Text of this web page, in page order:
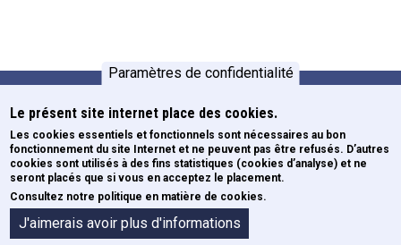
Paramètres de confidentialité
Le présent site internet place des cookies.
Les cookies essentiels et fonctionnels sont nécessaires au bon
fonctionnement du site Internet et ne peuvent pas être refusés. D’autres
cookies sont utilisés à des fins statistiques (cookies d’analyse) et ne
seront placés que si vous en acceptez le placement.
Consultez notre politique en matière de cookies.
J'aimerais avoir plus d'informations
Pied de page
Formations
Newsletters
ECE
Formulaires
A propos de l'IFJ